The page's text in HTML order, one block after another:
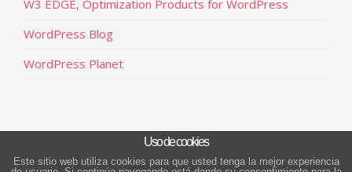
W3 EDGE, Optimization Products for WordPress
WordPress Blog
WordPress Planet
Uso de cookies
Este sitio web utiliza cookies para que usted tenga la mejor experiencia